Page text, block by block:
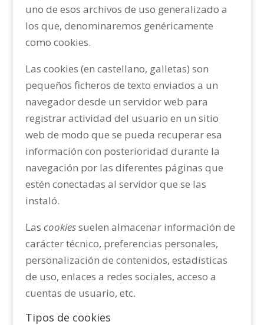
uno de esos archivos de uso generalizado a
los que, denominaremos genéricamente
como cookies.
Las cookies (en castellano, galletas) son
pequeños ficheros de texto enviados a un
navegador desde un servidor web para
registrar actividad del usuario en un sitio
web de modo que se pueda recuperar esa
información con posterioridad durante la
navegación por las diferentes páginas que
estén conectadas al servidor que se las
instaló.
Las cookiessuelen almacenar información de
carácter técnico, preferencias personales,
personalización de contenidos, estadísticas
de uso, enlaces a redes sociales, acceso a
cuentas de usuario, etc.
Tipos de cookies